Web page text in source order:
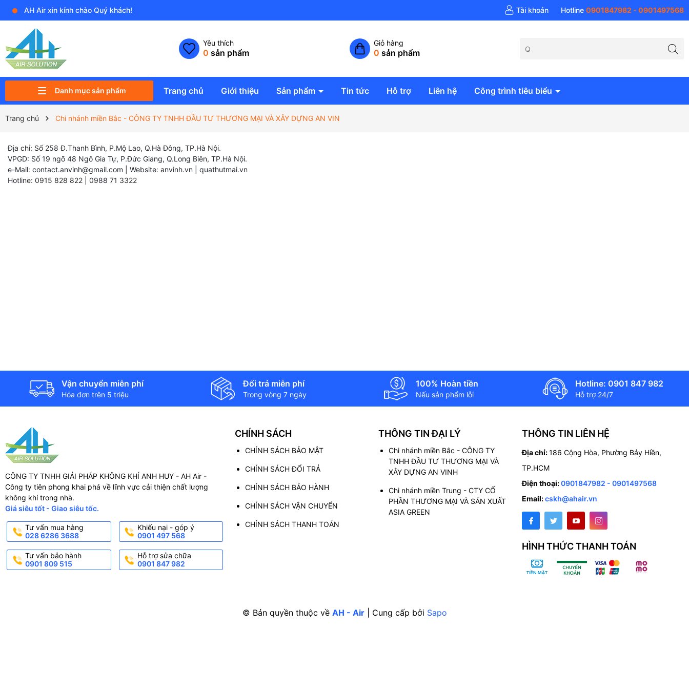
AH Air xin kính chào Quý khách! Công ty TNHH giải pháp không khí Anh Huy - AH Air
Tài khoản Hotline 0901847982 - 0901497568
Yêu thích
0 sản phẩm
Giỏ hàng
0 sản phẩm
Danh mục sản phẩm Trang chủ Giới thiệu Sản phẩm Tin tức Hỗ trợ Liên hệ Công trình tiêu biểu
Trang chủ Chi nhánh miền Bắc - CÔNG TY TNHH ĐẦU TƯ THƯƠNG MẠI VÀ XÂY DỰNG AN VIN
Địa chỉ: Số 258 Đ.Thanh Bình, P.Mộ Lao, Q.Hà Đông, TP.Hà Nội.
VPGD: Số 19 ngõ 48 Ngô Gia Tự, P.Đức Giang, Q.Long Biên, TP.Hà Nội.
e-Mail: contact.anvinh@gmail.com | Website: anvinh.vn | quathutmai.vn
Hotline: 0915 828 822 | 0988 71 3322
Vận chuyển miễn phí
Hóa đơn trên 5 triệu
Đổi trả miễn phí
Trong vòng 7 ngày
100% Hoàn tiền
Nếu sản phẩm lỗi
Hotline: 0901 847 982
Hỗ trợ 24/7
CÔNG TY TNHH GIẢI PHÁP KHÔNG KHÍ ANH HUY - AH Air -
Công ty tiên phong khai phá về lĩnh vực cải thiện chất lượng
không khí trong nhà.
Giá siêu tốt - Giao siêu tốc.
Tư vấn mua hàng
028 6286 3688
Khiếu nại - góp ý
0901 497 568
Tư vấn bảo hành
0901 809 515
Hỗ trợ sửa chữa
0901 847 982
CHÍNH SÁCH
CHÍNH SÁCH BẢO MẬT
CHÍNH SÁCH ĐỔI TRẢ
CHÍNH SÁCH BẢO HÀNH
CHÍNH SÁCH VẬN CHUYỂN
CHÍNH SÁCH THANH TOÁN
THÔNG TIN ĐẠI LÝ
Chi nhánh miền Bắc - CÔNG TY
TNHH ĐẦU TƯ THƯƠNG MẠI VÀ
XÂY DỰNG AN VINH
Chi nhánh miền Trung - CTY CỔ
PHẦN THƯƠNG MẠI VÀ SẢN XUẤT
ASIA GREEN
THÔNG TIN LIÊN HỆ
Địa chỉ:186 Cộng Hòa, Phường Bảy Hiền,
TP.HCM
Điện thoại:0901847982 - 0901497568
Email:cskh@ahair.vn
HÌNH THỨC THANH TOÁN
© Bản quyền thuộc về AH - Air Cung cấp bởi Sapo